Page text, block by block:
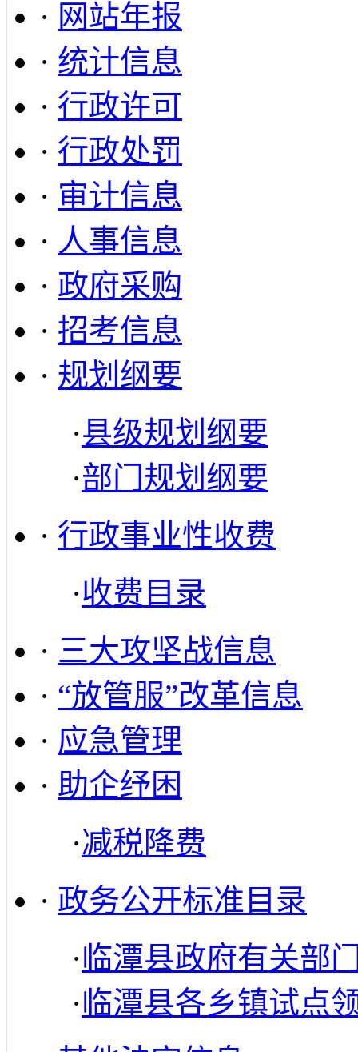
· 网站年报
· 统计信息
· 行政许可
· 行政处罚
· 审计信息
· 人事信息
· 政府采购
· 招考信息
· 规划纲要
·县级规划纲要
·部门规划纲要
· 行政事业性收费
·收费目录
· 三大攻坚战信息
· “放管服”改革信息
· 应急管理
· 助企纾困
·减税降费
· 政务公开标准目录
·临潭县政府有关部
·临潭县各乡镇试点